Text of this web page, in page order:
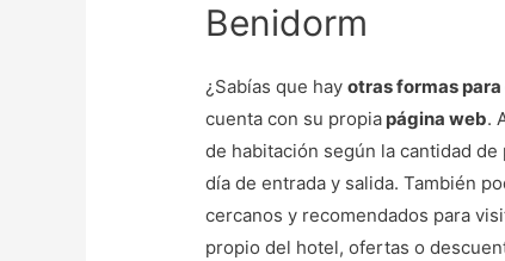
Benidorm
¿Sabías que hayotras formas
cuenta con su propia página web.
de habitación según la cantidad
día de entrada y salida. También
cercanos y recomendados para
propio del hotel, ofertas o